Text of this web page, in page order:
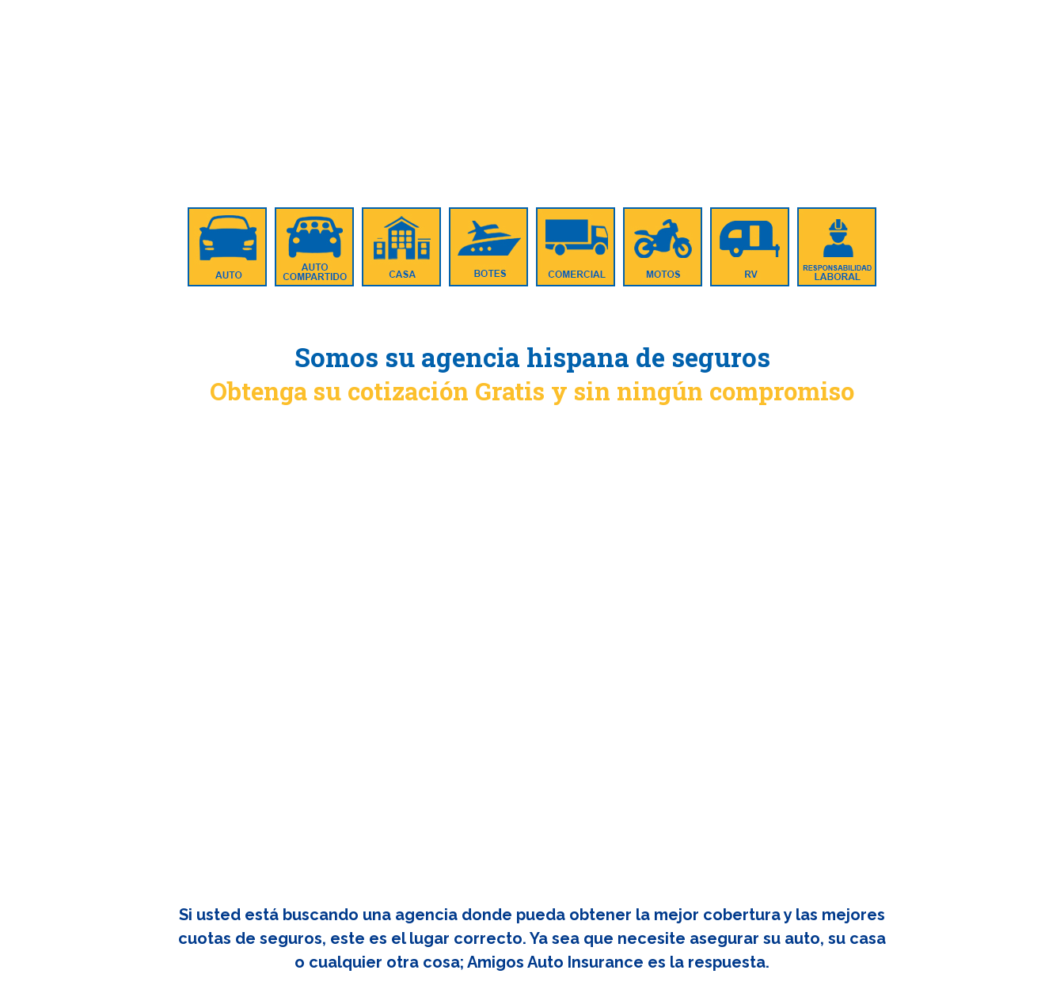
Somos su agencia hispana de seguros
Obtenga su cotización Gratis y sin ningún compromiso
Si usted está buscando una agencia donde pueda obtener la mejor cobertura y las mejores
cuotas de seguros, este es el lugar correcto. Ya sea que necesite asegurar su auto, su casa
o cualquier otra cosa; Amigos Auto Insurance es la respuesta.